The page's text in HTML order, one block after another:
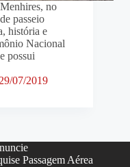
no
passeio
história e
Nacional
possui
29/07/2019
Passagem Aérea